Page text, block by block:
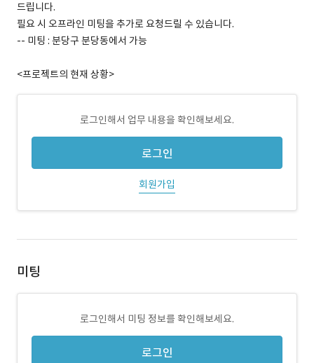
드립니다.
필요 시 오프라인 미팅을 추가로 요청드릴 수 있습니다.
-- 미팅 : 분당구 분당동에서 가능
<프로젝트의 현재 상황>
로그인해서 업무 내용을 확인해보세요.
로그인
회원가입
미팅
로그인해서 미팅 정보를 확인해보세요.
로그인